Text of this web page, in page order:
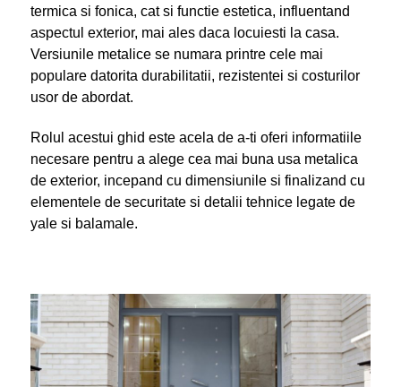
termica si fonica, cat si functie estetica, influentand
aspectul exterior, mai ales daca locuiesti la casa.
Versiunile metalice se numara printre cele mai
populare datorita durabilitatii, rezistentei si costurilor
usor de abordat.
Rolul acestui ghid este acela de a-ti oferi informatiile
necesare pentru a alege cea mai buna usa metalica
de exterior, incepand cu dimensiunile si finalizand cu
elementele de securitate si detalii tehnice legate de
yale si balamale.